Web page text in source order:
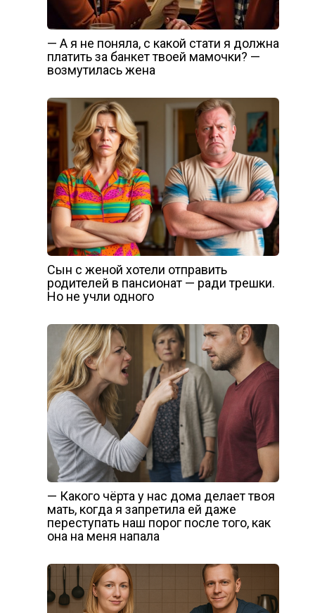
— А я не поняла, с какой стати я должна
платить за банкет твоей мамочки? —
возмутилась жена
Сын с женой хотели отправить
родителей в пансионат — ради трешки.
Но не учли одного
— Какого чёрта у нас дома делает твоя
мать, когда я запретила ей даже
переступать наш порог после того, как
она на меня напала